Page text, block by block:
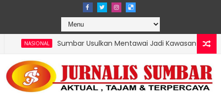
Usulkan Mentawai Jadi Kawasan Tambak Udang